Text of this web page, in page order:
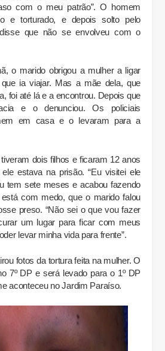
com o meu patrão”. O homem
e torturado, e depois solto pelo
que não se envolveu com o
o marido obrigou a mulher a ligar
ia viajar. Mas a mãe dela, que
foi até lá e a encontrou. Depois que
e o denunciou. Os policiais
em casa e o levaram para a
dois filhos e ficaram 12 anos
estava na prisão. “Eu visitei ele
tem sete meses e acabou fazendo
com medo, que o marido falou
preso. “Não sei o que vou fazer
um lugar para ficar com meus
levar minha vida para frente”.
fotos da tortura feita na mulher. O
7º DP e será levado para o 1º DP
aconteceu no Jardim Paraíso.